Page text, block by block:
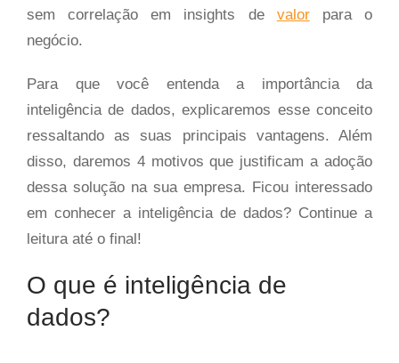
sem correlação em insights de valorpara o
negócio.
Para que você entenda a importância da
inteligência de dados, explicaremos esse conceito
ressaltando as suas principais vantagens. Além
disso, daremos 4 motivos que justificam a adoção
dessa solução na sua empresa. Ficou interessado
em conhecer a inteligência de dados? Continue a
leitura até o final!
O que é inteligência de
dados?